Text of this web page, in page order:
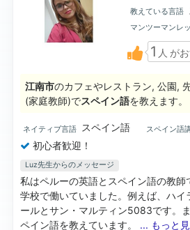
教えている言語
マンツーマンレ
1 人 が
江南市のカフェやレストラン, 公園,
(家庭教師)でスペイン語を教えます。
ネイティブ言語 スペイン語 スペイン語
初心者歓迎！
Luz先生からのメッセージ
私はペルーの英語とスペイン語の教師
学校で働いていました。例えば、ハイ
ールとサン・マルティン5083です。
ペイン語を教えています。 ... もっと